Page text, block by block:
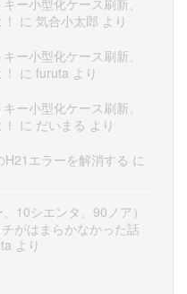
に 気合小太郎 より
ー小型化ケース刷新、
に furuta より
ー小型化ケース刷新、
に だいまる より
エラーを解消する に
10シエンタ、90ノア）
がはまらかなかった話
より